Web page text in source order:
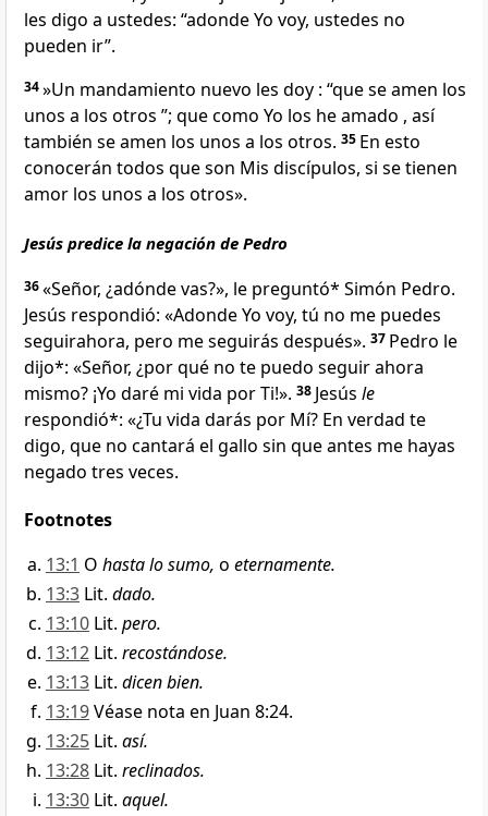
les digo a ustedes: “adonde Yo voy, ustedes no
pueden ir”.
34»Un mandamiento nuevo les doy : “que se amen los
unos a los otros ”; que como Yo los he amado , así
también se amen los unos a los otros. 35 En esto
conocerán todos que son Mis discípulos, si se tienen
amor los unos a los otros».
Jesús predice la negación de Pedro
36«Señor, ¿adónde vas?», le preguntó* Simón Pedro.
Jesús respondió: «Adonde Yo voy, tú no me puedes
seguirahora, pero me seguirás después». 37 Pedro le
dijo*: «Señor, ¿por qué no te puedo seguir ahora
mismo? ¡Yo daré mi vida por Ti!». 38 Jesús le
respondió*: «¿Tu vida darás por Mí? En verdad te
digo, que no cantará el gallo sin que antes me hayas
negado tres veces.
Footnotes
13:1 O hasta lo sumo, o eternamente.
13:3 Lit. dado.
13:10 Lit. pero.
13:12 Lit. recostándose.
13:13 Lit. dicen bien.
13:19Véase nota en Juan 8:24.
13:25 Lit. así.
13:28 Lit. reclinados.
13:30 Lit. aquel.